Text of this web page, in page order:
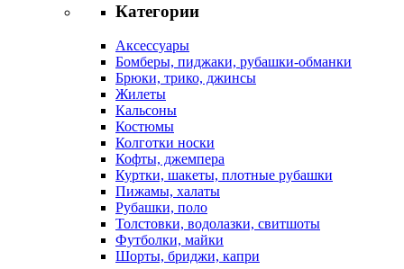
Категории
Аксессуары
Бомберы, пиджаки, рубашки-обманки
Брюки, трико, джинсы
Жилеты
Кальсоны
Костюмы
Колготки носки
Кофты, джемпера
Куртки, шакеты, плотные рубашки
Пижамы, халаты
Рубашки, поло
Толстовки, водолазки, свитшоты
Футболки, майки
Шорты, бриджи, капри